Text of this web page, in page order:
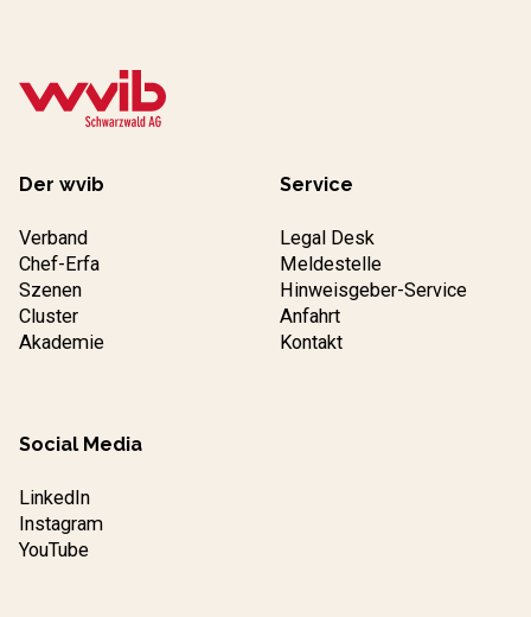
Der wvib
Verband
Chef-Erfa
Szenen
Cluster
Akademie
Service
Legal Desk
Meldestelle
Hinweisgeber-Service
Anfahrt
Kontakt
Social Media
LinkedIn
Instagram
YouTube